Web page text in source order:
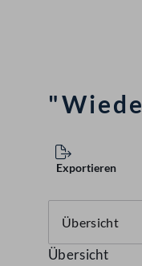
Exportieren
Übersicht